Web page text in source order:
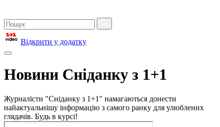
Відкрити у додатку
Новини Сніданку з 1+1
Журналісти "Сніданку з 1+1" намагаються донести
найактуальнішу інформацію з самого ранку для улюблених
глядачів. Будь в курсі!